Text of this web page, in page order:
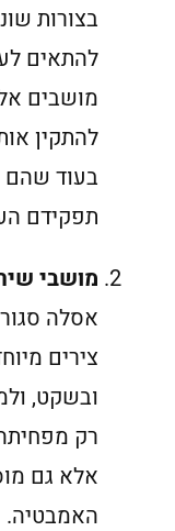
בצורות
להתאים
מושבים
להתקין
בעוד
תפקידם
מושבי
אסלה
צירים
ובשקט,
רק
אלא גם
האמבטיה.